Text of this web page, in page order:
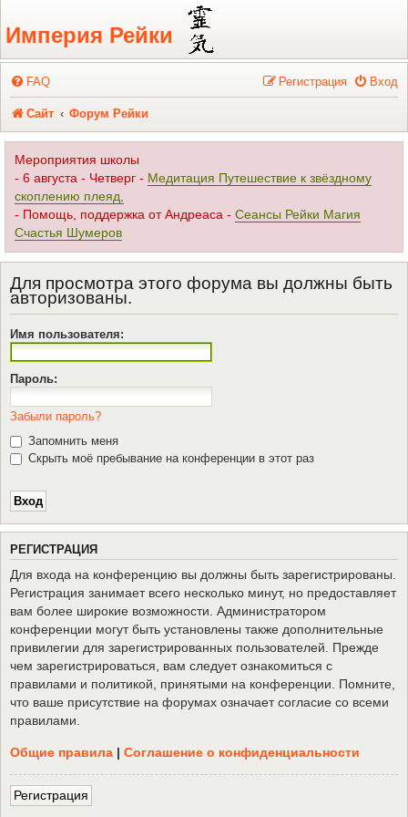
Регистрация
Империя Рейки
FAQ Вход
Регистрация
Сайт Форум Рейки
Мероприятия школы
- 6 августа - Четверг - Медитация Путешествие к звёздному
скоплению плеяд,
- Помощь, поддержка от Андреаса - Сеансы Рейки Магия
Счастья Шумеров
Для просмотра этого форума вы должны быть
авторизованы.
Имя пользователя:
Пароль:
Забыли пароль?
Запомнить меня
Скрыть моё пребывание на конференции в этот раз
РЕГИСТРАЦИЯ
Для входа на конференцию вы должны быть зарегистрированы.
Регистрация занимает всего несколько минут, но предоставляет
вам более широкие возможности. Администратором
конференции могут быть установлены также дополнительные
привилегии для зарегистрированных пользователей. Прежде
чем зарегистрироваться, вам следует ознакомиться с
правилами и политикой, принятыми на конференции. Помните,
что ваше присутствие на форумах означает согласие со всеми
правилами.
Общие правила | Соглашение о конфиденциальности
Регистрация